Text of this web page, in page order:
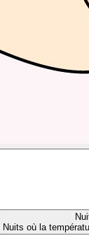
Nuits où la